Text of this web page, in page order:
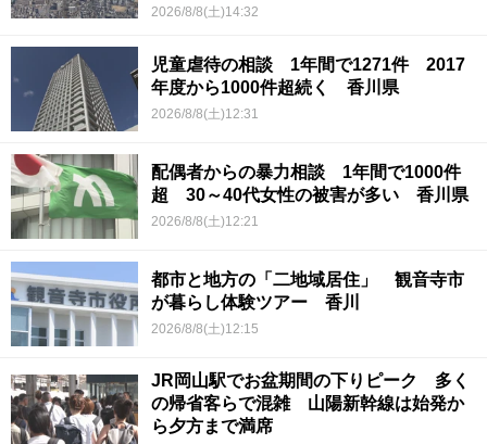
2026/8/8(土)14:32
児童虐待の相談 1年間で1271件 2017
年度から1000件超続く 香川県
2026/8/8(土)12:31
配偶者からの暴力相談 1年間で1000件
超 30～40代女性の被害が多い 香川県
2026/8/8(土)12:21
都市と地方の「二地域居住」 観音寺市
が暮らし体験ツアー 香川
2026/8/8(土)12:15
JR岡山駅でお盆期間の下りピーク 多く
の帰省客らで混雑 山陽新幹線は始発か
ら夕方まで満席